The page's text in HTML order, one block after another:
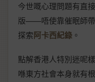
今世嘅心理問題有直
版——唔使靠催眠師
探索阿卡西紀錄 。
點解香港人特別迷呢
喺東方社會本身就有